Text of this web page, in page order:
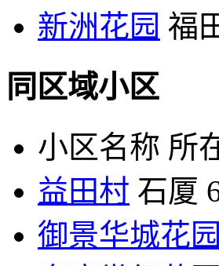
新洲花园 福
同区域小区
小区名称 所
益田村 石厦
御景华城花园